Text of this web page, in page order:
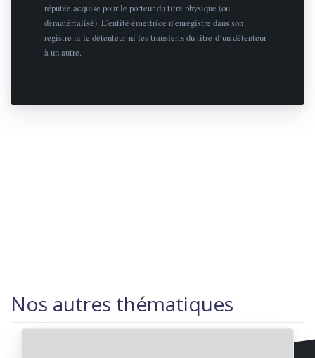
réputée acquise pour le porteur du titre physique (ou
dématérialisé). L’entité émettrice n’enregistre dans son
registre ni le détenteur ni les transferts du titre d’un détenteur
à un autre.
Nos autres thématiques